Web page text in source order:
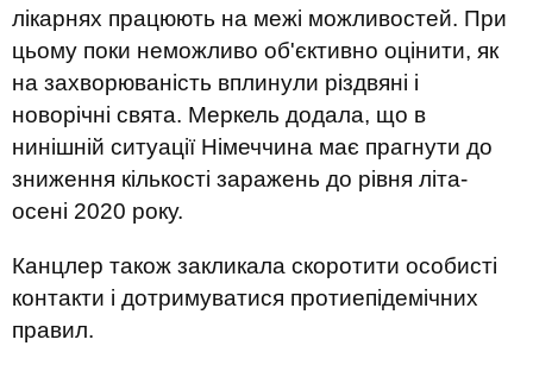
лікарнях працюють на межі можливостей. При
цьому поки неможливо об'єктивно оцінити, як
на захворюваність вплинули різдвяні і
новорічні свята. Меркель додала, що в
нинішній ситуації Німеччина має прагнути до
зниження кількості заражень до рівня літа-
осені 2020 року.
Канцлер також закликала скоротити особисті
контакти і дотримуватися протиепідемічних
правил.